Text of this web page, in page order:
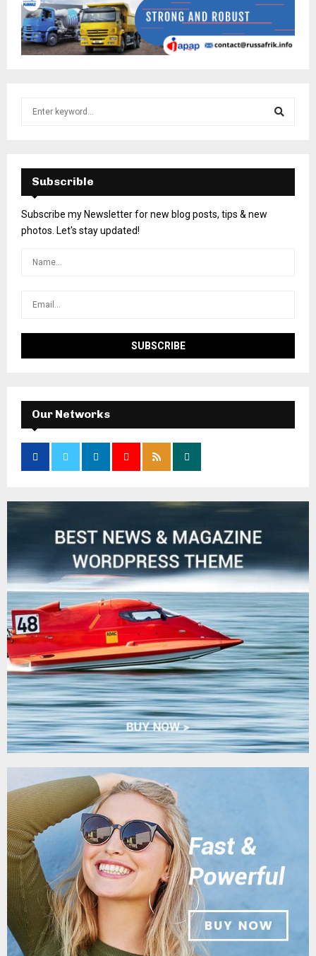
Subscrible
Subscribe my Newsletter for new blog posts, tips & new
photos. Let's stay updated!
Our Networks